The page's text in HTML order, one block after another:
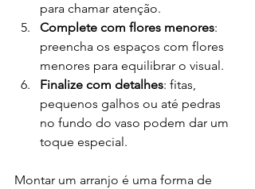
para chamar atenção.
Complete com flores menores:
preencha os espaços com flores
menores para equilibrar o visual.
Finalize com detalhes: fitas,
pequenos galhos ou até pedras
no fundo do vaso podem dar um
toque especial.
Montar um arranjo é uma forma de